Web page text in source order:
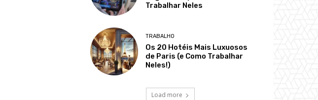
Trabalhar Neles
TRABALHO
Os 20 Hotéis Mais Luxuosos
de Paris (e Como Trabalhar
Neles!)
Load more